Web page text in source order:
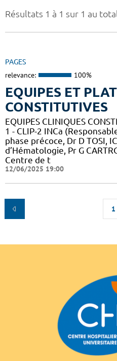
Résultats 1 à 1 sur 1 au
PAGES
relevance: 100%
EQUIPES ET
CONSTITUTIVES
EQUIPES CLINIQUES
1 - CLIP-2 INCa
phase précoce, Dr D TOSI,
d’Hématologie, Pr G
Centre de t
12/06/2025 19:00
1